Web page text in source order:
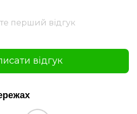
перший відгук
відгук